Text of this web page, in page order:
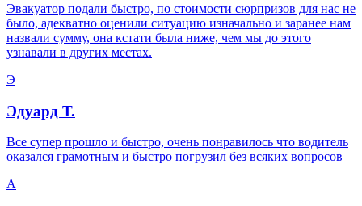
Эвакуатор подали быстро, по стоимости сюрпризов для нас не
было, адекватно оценили ситуацию изначально и заранее нам
назвали сумму, она кстати была ниже, чем мы до этого
узнавали в других местах.
Э
Эдуард Т.
Все супер прошло и быстро, очень понравилось что водитель
оказался грамотным и быстро погрузил без всяких вопросов
А